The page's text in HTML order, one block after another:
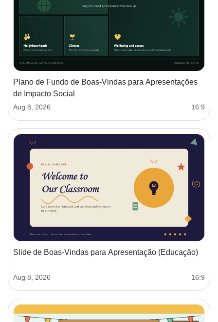
Plano de Fundo de Boas‑Vindas para Apresentações
de Impacto Social
Aug 8, 2026 16:9
Slide de Boas-Vindas para Apresentação (Educação)
Aug 8, 2026 16:9